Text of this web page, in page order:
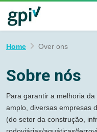
Home Over ons
Sobre nós
Para garantir a melhoria
amplo, diversas empresas
(do setor da construção,